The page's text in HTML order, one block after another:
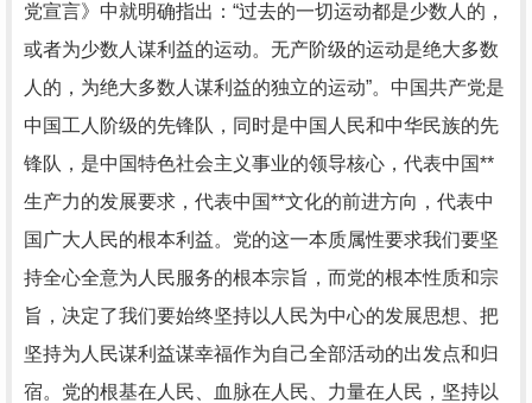
党宣言》中就明确指出：“过去的一切运动都是少数人的，
或者为少数人谋利益的运动。无产阶级的运动是绝大多数
人的，为绝大多数人谋利益的独立的运动”。中国共产党是
中国工人阶级的先锋队，同时是中国人民和中华民族的先
锋队，是中国特色社会主义事业的领导核心，代表中国**
生产力的发展要求，代表中国**文化的前进方向，代表中
国广大人民的根本利益。党的这一本质属性要求我们要坚
持全心全意为人民服务的根本宗旨，而党的根本性质和宗
旨，决定了我们要始终坚持以人民为中心的发展思想、把
坚持为人民谋利益谋幸福作为自己全部活动的出发点和归
宿。党的根基在人民、血脉在人民、力量在人民，坚持以